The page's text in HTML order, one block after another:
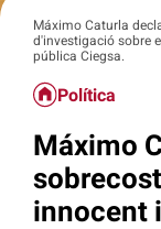
Máximo Caturla
d'investigació sobre
pública Ciegsa.
Política
Máximo
innocent